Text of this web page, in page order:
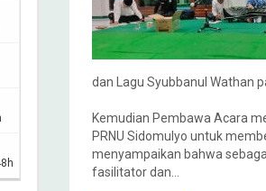
dan Lagu Syubbanul Wathan
Kemudian Pembawa Acara
PRNU Sidomulyo untuk
menyampaikan bahwa
fasilitator dan…